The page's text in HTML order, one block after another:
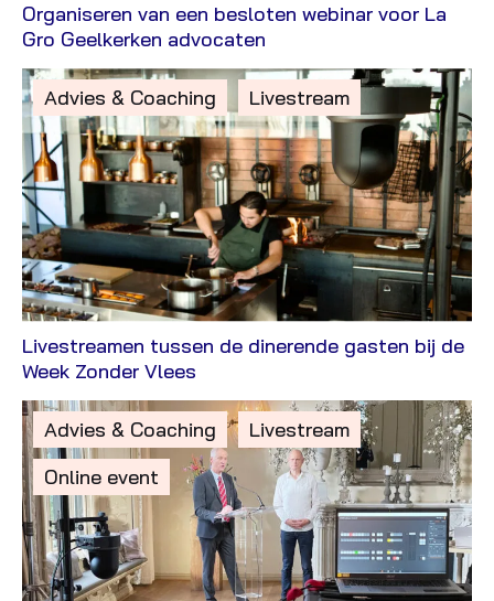
Organiseren van een besloten webinar voor La
Gro Geelkerken advocaten
Case
Livestreamen tussen de dinerende gasten bij de
Week Zonder Vlees
Case
Gepost
in
de
categorie:
Advies & Coaching Livestream
Gepost
in
de
categorie:
Advies & Coaching
Livestream
Online event